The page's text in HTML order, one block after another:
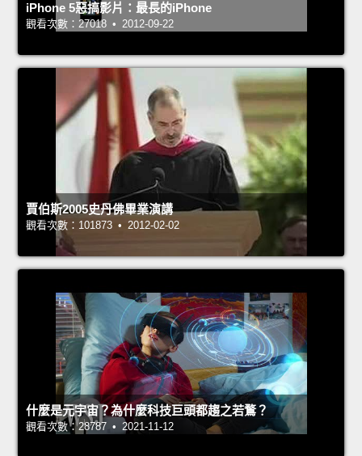
iPhone 5惡搞影片：最長的iPhone
觀看次數：27018 • 2012-09-22
賈伯斯2005史丹佛畢業演講
觀看次數：101873 • 2012-02-02
什麼是元宇宙？為什麼科技巨頭都趨之若鶩？
觀看次數：28787 • 2021-11-12